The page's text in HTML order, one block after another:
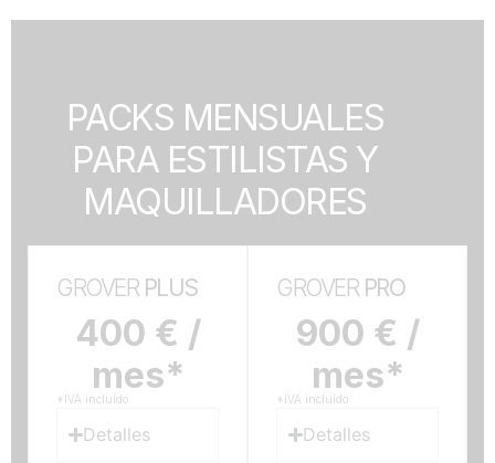
PACKS MENSUALES
PARA ESTILISTAS Y
MAQUILLADORES
GROVER PLUS
400 € /
mes*
*IVA incluído
Detalles
GROVER PRO
900 € /
mes*
*IVA incluído
Detalles